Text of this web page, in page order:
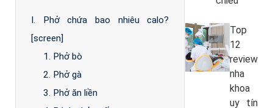
I. Phở chứa bao nhiêu calo?
[screen]
1. Phở bò
2. Phở gà
3. Phở ăn liền
Top
12
review
nha
khoa
uy tín